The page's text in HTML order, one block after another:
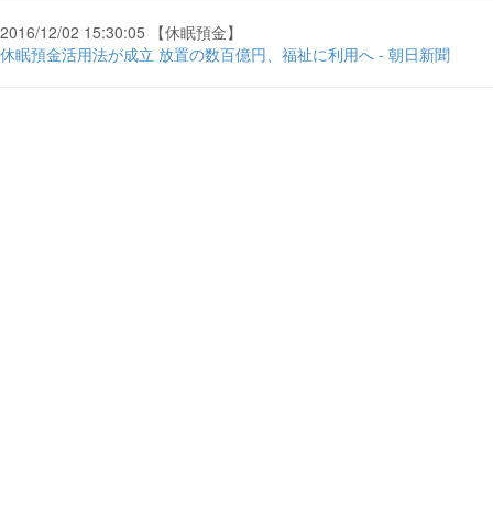
2016/12/02 15:30:05 【休眠預金】
休眠預金活用法が成立 放置の数百億円、福祉に利用へ - 朝日新聞